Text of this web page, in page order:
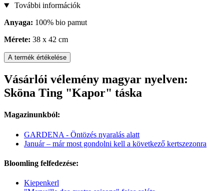
További információk
Anyaga: 100% bio pamut
Mérete: 38 x 42 cm
A termék értékelése
Vásárlói vélemény magyar nyelven:
Sköna Ting "Kapor" táska
Magazinunkból:
GARDENA - Öntözés nyaralás alatt
Január – már most gondolni kell a következő kertszezonra
Bloomling felfedezése:
Kiepenkerl